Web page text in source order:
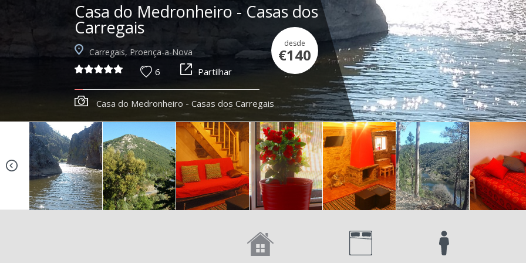
Casa do Medronheiro - Casas dos
Carregais
Carregais, Proença-a-Nova
6 Partilhar
desde
€140
Casa do Medronheiro - Casas dos Carregais